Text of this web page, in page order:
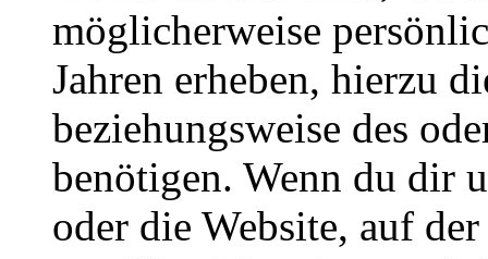
möglicherweise
Jahren erheben, hierzu
beziehungsweise des
benötigen. Wenn du dir
oder die Website, auf